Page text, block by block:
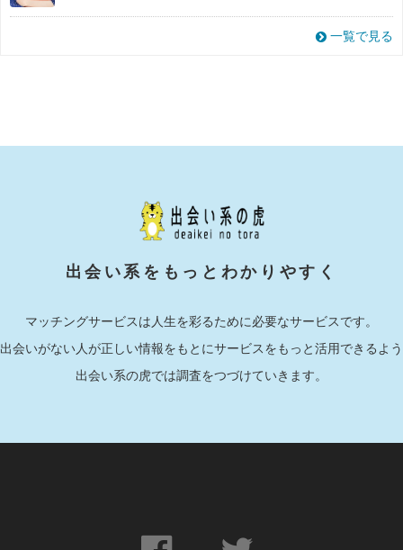
一覧で見る
出会い系をもっとわかりやすく
マッチングサービスは人生を彩るために必要なサービスです。
出会いがない人が正しい情報をもとにサービスをもっと活用できるよう
出会い系の虎では調査をつづけていきます。